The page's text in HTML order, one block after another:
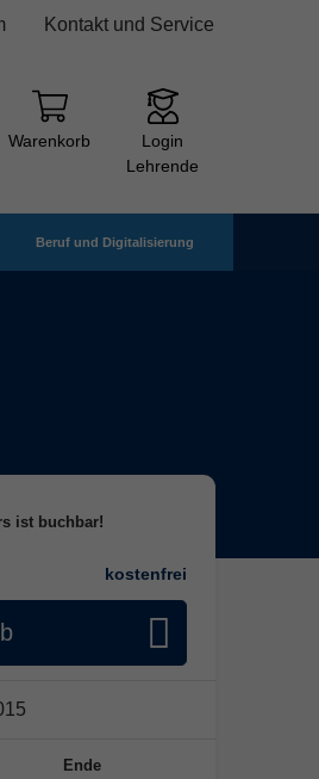
Kontakt und Service
Warenkorb
Login
Lehrende
Beruf und Digitalisierung
kostenfrei
Ende